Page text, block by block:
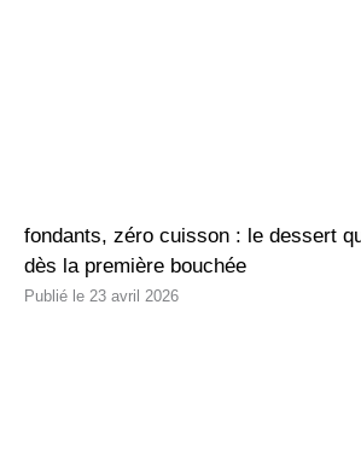
fondants, zéro cuisson : le dessert
dès la première bouchée
23 avril 2026